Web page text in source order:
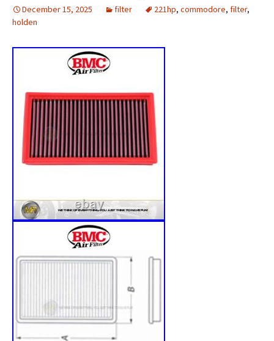
December 15, 2025 filter 221hp, commodore, filter,
holden